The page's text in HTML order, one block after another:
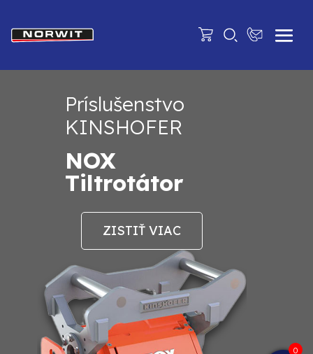
0
Príslušenstvo
KINSHOFER
NOX
Tiltrotátor
ZISTIŤ VIAC